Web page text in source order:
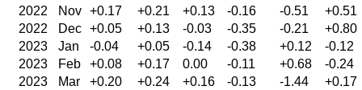
2022
Nov +0.17 +0.21 +0.13 -0.16 -0.51
+0.51
2022
Dec +0.05 +0.13 -0.03 -0.35 -0.21
+0.80
2023
Jan -0.04 +0.05 -0.14 -0.38 +0.12
-0.12
2023
Feb +0.08 +0.17 0.00 -0.11 +0.68
-0.24
2023
Mar +0.20 +0.24 +0.16 -0.13 -1.44
+0.17